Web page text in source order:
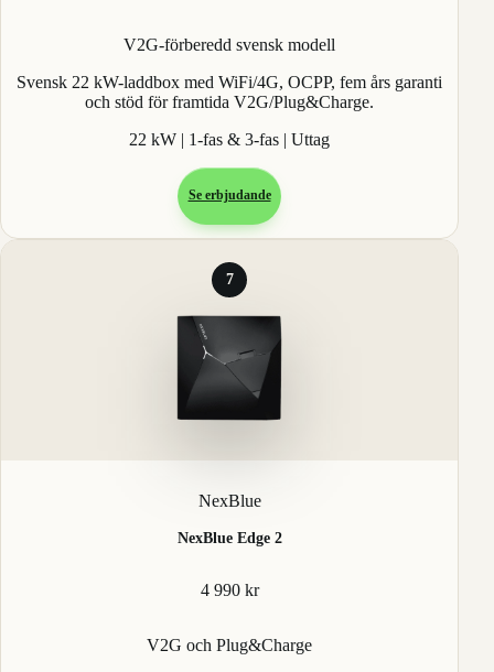
V2G-förberedd svensk modell
Svensk 22 kW-laddbox med WiFi/4G, OCPP, fem års garanti
och stöd för framtida V2G/Plug&Charge.
22 kW | 1-fas & 3-fas | Uttag
Se erbjudande
7
NexBlue
NexBlue Edge 2
4 990 kr
V2G och Plug&Charge